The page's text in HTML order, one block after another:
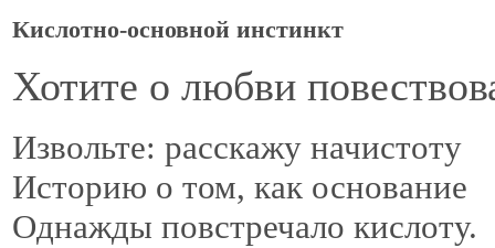
Кислотно-основной инстинкт
Хотите о любви
Извольте: расскажу начистоту
Историю о том, как основание
Однажды повстречало кислоту.